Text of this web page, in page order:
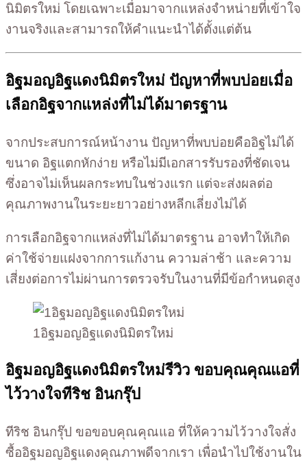
นิมิตรใหม่ โดยเฉพาะเมื่อมาจากแหล่งจำหน่ายที่เข้าใจ
งานจริงและสามารถให้คำแนะนำได้ตั้งแต่ต้น
อิฐมอญอิฐแดงนิมิตรใหม่ ปัญหาที่พบบ่อยเมื่อ
เลือกอิฐจากแหล่งที่ไม่ได้มาตรฐาน
จากประสบการณ์หน้างาน ปัญหาที่พบบ่อยคืออิฐไม่ได้
ขนาด อิฐแตกหักง่าย หรือไม่มีเอกสารรับรองที่ชัดเจน
ซึ่งอาจไม่เห็นผลกระทบในช่วงแรก แต่จะส่งผลต่อ
คุณภาพงานในระยะยาวอย่างหลีกเลี่ยงไม่ได้
การเลือกอิฐจากแหล่งที่ไม่ได้มาตรฐาน อาจทำให้เกิด
ค่าใช้จ่ายแฝงจากการแก้งาน ความล่าช้า และความ
เสี่ยงต่อการไม่ผ่านการตรวจรับในงานที่มีข้อกำหนดสูง
1อิฐมอญอิฐแดงนิมิตรใหม่
อิฐมอญอิฐแดงนิมิตรใหม่รีวิว ขอบคุณคุณแอที่
ไว้วางใจทีริช อินกรุ๊ป
ทีริช อินกรุ๊ป ขอขอบคุณคุณแอ ที่ให้ความไว้วางใจสั่ง
ซื้ออิฐมอญอิฐแดงคุณภาพดีจากเรา เพื่อนำไปใช้งานใน